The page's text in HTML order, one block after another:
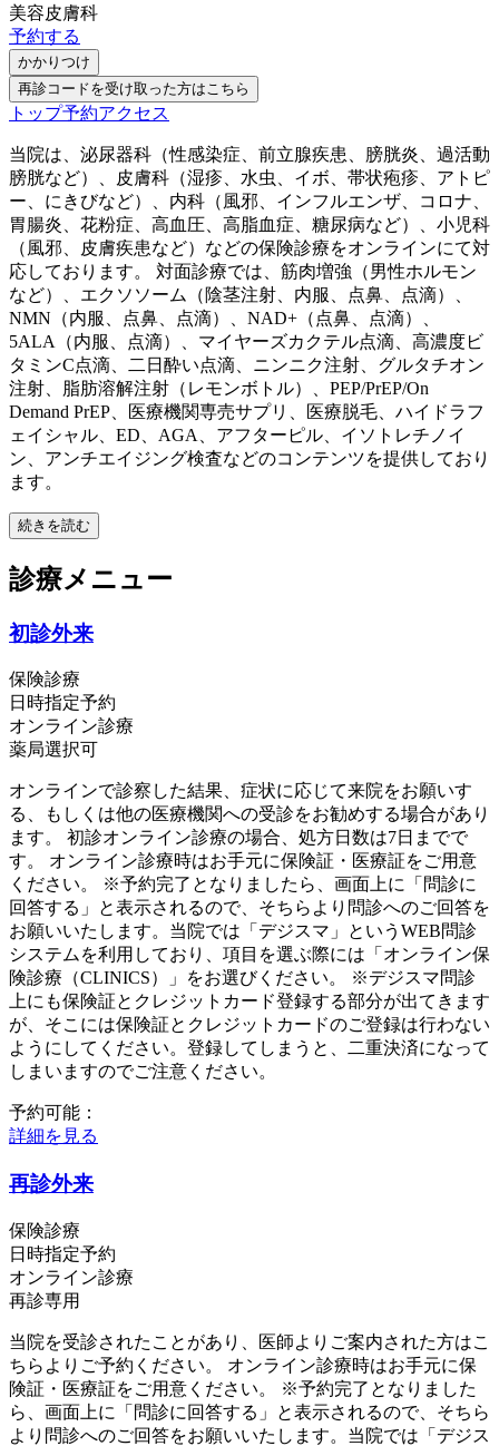
美容皮膚科
予約する
かかりつけ
再診コードを受け取った方はこちら
トップ予約アクセス
当院は、泌尿器科（性感染症、前立腺疾患、膀胱炎、過活動
膀胱など）、皮膚科（湿疹、水虫、イボ、帯状疱疹、アトピ
ー、にきびなど）、内科（風邪、インフルエンザ、コロナ、
胃腸炎、花粉症、高血圧、高脂血症、糖尿病など）、小児科
（風邪、皮膚疾患など）などの保険診療をオンラインにて対
応しております。 対面診療では、筋肉増強（男性ホルモン
など）、エクソソーム（陰茎注射、内服、点鼻、点滴）、
NMN（内服、点鼻、点滴）、NAD+（点鼻、点滴）、
5ALA（内服、点滴）、マイヤーズカクテル点滴、高濃度ビ
タミンC点滴、二日酔い点滴、ニンニク注射、グルタチオン
注射、脂肪溶解注射（レモンボトル）、PEP/PrEP/On
Demand PrEP、医療機関専売サプリ、医療脱毛、ハイドラフ
ェイシャル、ED、AGA、アフターピル、イソトレチノイ
ン、アンチエイジング検査などのコンテンツを提供しており
ます。
続きを読む
診療メニュー
初診外来
保険診療
日時指定予約
オンライン診療
薬局選択可
オンラインで診察した結果、症状に応じて来院をお願いす
る、もしくは他の医療機関への受診をお勧めする場合があり
ます。 初診オンライン診療の場合、処方日数は7日までで
す。 オンライン診療時はお手元に保険証・医療証をご用意
ください。 ※予約完了となりましたら、画面上に「問診に
回答する」と表示されるので、そちらより問診へのご回答を
お願いいたします。当院では「デジスマ」というWEB問診
システムを利用しており、項目を選ぶ際には「オンライン保
険診療（CLINICS）」をお選びください。 ※デジスマ問診
上にも保険証とクレジットカード登録する部分が出てきます
が、そこには保険証とクレジットカードのご登録は行わない
ようにしてください。登録してしまうと、二重決済になって
しまいますのでご注意ください。
予約可能：
詳細を見る
再診外来
保険診療
日時指定予約
オンライン診療
再診専用
当院を受診されたことがあり、医師よりご案内された方はこ
ちらよりご予約ください。 オンライン診療時はお手元に保
険証・医療証をご用意ください。 ※予約完了となりました
ら、画面上に「問診に回答する」と表示されるので、そちら
より問診へのご回答をお願いいたします。当院では「デジス